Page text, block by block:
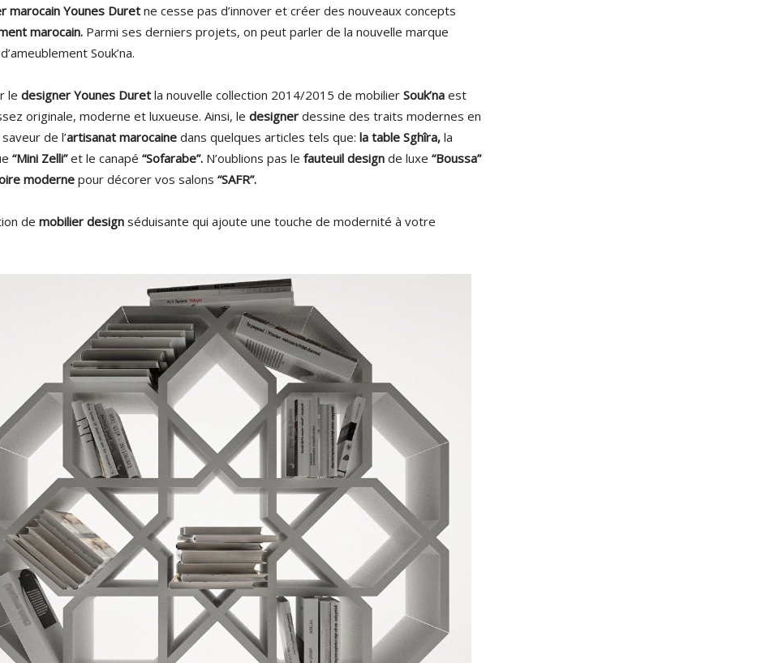
marocain Younes Duret ne cesse pas d’innover et créer des nouveaux concepts
marocain. Parmi ses derniers projets, on peut parler de la nouvelle marque
Souk’na.
le designer Younes Duret la nouvelle collection 2014/2015 de mobilier Souk’na est
originale, moderne et luxueuse. Ainsi, le designer dessine des traits modernes en
de l’artisanat marocaine dans quelques articles tels que: la table Sghîra, la
“Mini Zelli”et le canapé “Sofarabe”. N’oublions pas le fauteuil design de luxe “Boussa”
modernepour décorer vos salons “SAFR”.
de mobilier design séduisante qui ajoute une touche de modernité à votre